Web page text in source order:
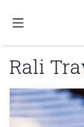
Rali